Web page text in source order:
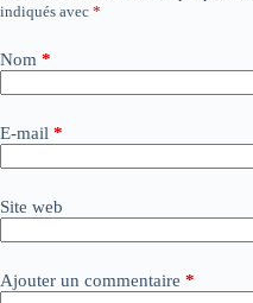
indiqués avec *
Nom *
E-mail *
Site web
Ajouter un commentaire *
l
e
n
t
i
e